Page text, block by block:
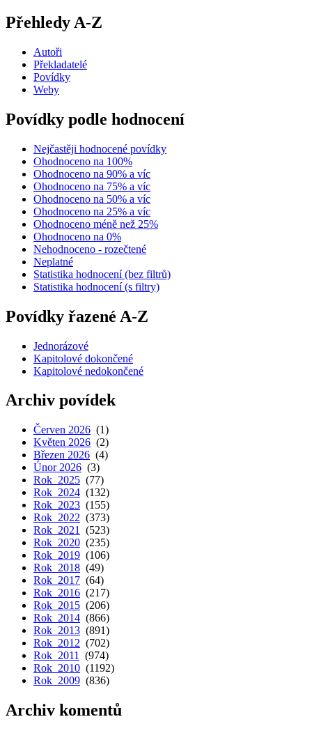
Přehledy A-Z
Autoři
Překladatelé
Povídky
Weby
Povídky podle hodnocení
Nejčastěji hodnocené povídky
Ohodnoceno na 100%
Ohodnoceno na 90% a víc
Ohodnoceno na 75% a víc
Ohodnoceno na 50% a víc
Ohodnoceno na 25% a víc
Ohodnoceno méně než 25%
Ohodnoceno na 0%
Nehodnoceno - rozečtené
Neplatné
Statistika hodnocení (bez filtrů)
Statistika hodnocení (s filtry)
Povídky řazené A-Z
Jednorázové
Kapitolové dokončené
Kapitolové nedokončené
Archiv povídek
Červen 2026 (1)
Květen 2026 (2)
Březen 2026 (4)
Únor 2026 (3)
Rok 2025 (77)
Rok 2024 (132)
Rok 2023 (155)
Rok 2022 (373)
Rok 2021
(523)
Rok 2020 (235)
Rok 2019 (106)
Rok 2018 (49)
Rok 2017 (64)
Rok 2016 (217)
Rok 2015 (206)
Rok 2014 (866)
Rok 2013 (891)
Rok 2012 (702)
Rok 2011
(974)
Rok 2010 (1192)
Rok 2009 (836)
Archiv komentů